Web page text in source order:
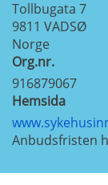
Tollbugata 7
9811 VADSØ
Norge
Org.nr.
916879067
Hemsida
Anbudsfristen